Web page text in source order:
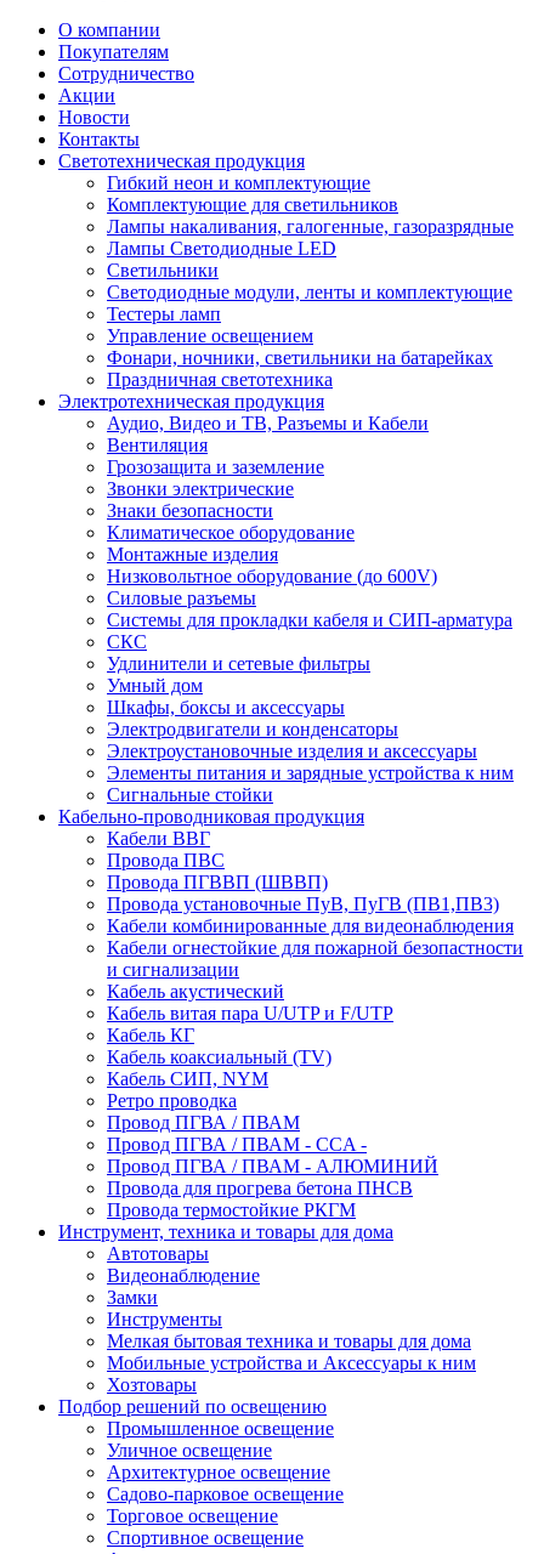
О компании
Покупателям
Сотрудничество
Акции
Новости
Контакты
Светотехническая продукция
Гибкий неон и комплектующие
Комплектующие для светильников
Лампы накаливания, галогенные, газоразрядные
Лампы Светодиодные LED
Светильники
Светодиодные модули, ленты и комплектующие
Тестеры ламп
Управление освещением
Фонари, ночники, светильники на батарейках
Праздничная светотехника
Электротехническая продукция
Аудио, Видео и ТВ, Разъемы и Кабели
Вентиляция
Грозозащита и заземление
Звонки электрические
Знаки безопасности
Климатическое оборудование
Монтажные изделия
Низковольтное оборудование (до 600V)
Силовые разъемы
Системы для прокладки кабеля и СИП-арматура
СКС
Удлинители и сетевые фильтры
Умный дом
Шкафы, боксы и аксессуары
Электродвигатели и конденсаторы
Электроустановочные изделия и аксессуары
Элементы питания и зарядные устройства к ним
Сигнальные стойки
Кабельно-проводниковая продукция
Кабели ВВГ
Провода ПВС
Провода ПГВВП (ШВВП)
Провода установочные ПуВ, ПуГВ (ПВ1,ПВ3)
Кабели комбинированные для видеонаблюдения
Кабели огнестойкие для пожарной безопастности
и сигнализации
Кабель акустический
Кабель витая пара U/UTP и F/UTP
Кабель КГ
Кабель коаксиальный (TV)
Кабель СИП, NYM
Ретро проводка
Провод ПГВА / ПВАМ
Провод ПГВА / ПВАМ - CCA -
Провод ПГВА / ПВАМ - АЛЮМИНИЙ
Провода для прогрева бетона ПНСВ
Провода термостойкие РКГМ
Инструмент, техника и товары для дома
Автотовары
Видеонаблюдение
Замки
Инструменты
Мелкая бытовая техника и товары для дома
Мобильные устройства и Аксессуары к ним
Хозтовары
Подбор решений по освещению
Промышленное освещение
Уличное освещение
Архитектурное освещение
Садово-парковое освещение
Торговое освещение
Спортивное освещение